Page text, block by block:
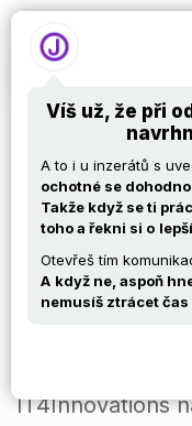
IT4Innovations
Víš už, že při
A to i u inzerátů s
ochotné se
Takže když se ti
toho a řekni si o
Otevřeš tím
A když ne, aspoň
nemusíš ztrácet